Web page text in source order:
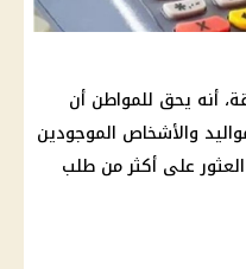
أنه يحق للمواطن أن
والأشخاص الموجودين
على أكثر من طلب